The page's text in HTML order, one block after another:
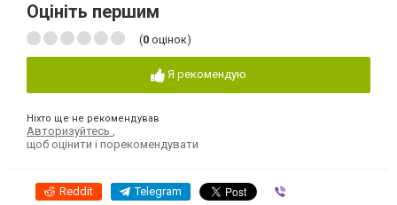
Оцініть першим
(0 оцінок)
Я рекомендую
Ніхто ще не рекомендував
Авторизуйтесь
щоб оцінити і порекомендувати
Reddit Telegram